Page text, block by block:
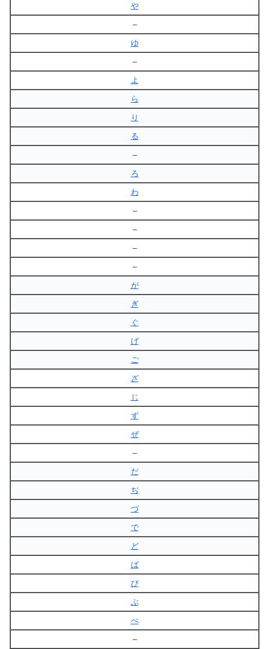
や
–
ゆ
–
よ
ら
り
る
–
ろ
わ
–
–
–
–
が
ぎ
ぐ
げ
ご
ざ
じ
ず
ぜ
–
だ
ぢ
づ
で
ど
ば
び
ぶ
べ
–